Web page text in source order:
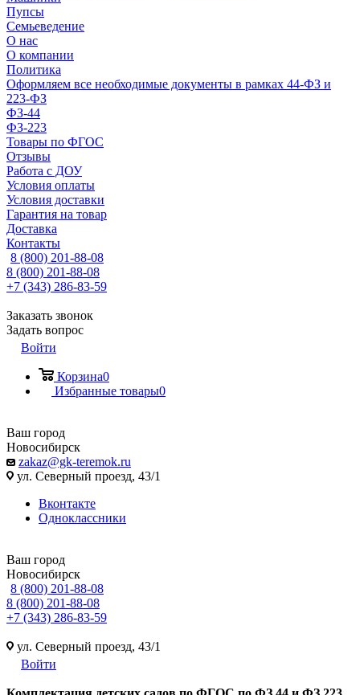
Пупсы
Семьеведение
О нас
О компании
Политика
Оформляем все необходимые документы в рамках 44-ФЗ и
223-ФЗ
ФЗ-44
ФЗ-223
Товары по ФГОС
Отзывы
Работа с ДОУ
Условия оплаты
Условия доставки
Гарантия на товар
Доставка
Контакты
8 (800) 201-88-08
8 (800) 201-88-08
+7 (343) 286-83-59
Заказать звонок
Задать вопрос
Войти
Корзина0
Избранные товары0
Ваш город
Новосибирск
zakaz@gk-teremok.ru
ул. Северный проезд, 43/1
Вконтакте
Одноклассники
Ваш город
Новосибирск
8 (800) 201-88-08
8 (800) 201-88-08
+7 (343) 286-83-59
ул. Северный проезд, 43/1
Войти